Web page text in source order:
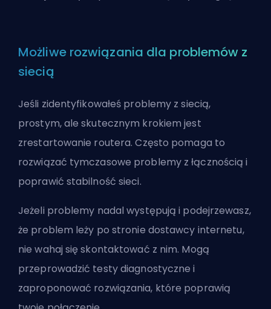
Możliwe rozwiązania dla problemów z
siecią
Jeśli zidentyfikowałeś problemy z siecią,
prostym, ale skutecznym krokiem jest
zrestartowanie routera. Często pomaga to
rozwiązać tymczasowe problemy z łącznością i
poprawić stabilność sieci.
Jeżeli problemy nadal występują i podejrzewasz,
że problem leży po stronie dostawcy internetu,
nie wahaj się skontaktować z nim. Mogą
przeprowadzić testy diagnostyczne i
zaproponować rozwiązania, które poprawią